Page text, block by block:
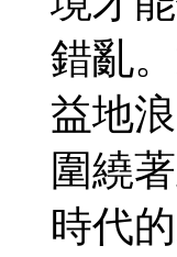
錯亂
益地
圍繞
時代